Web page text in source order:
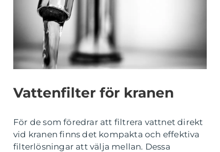
Vattenfilter för kranen
För de som föredrar att filtrera vattnet direkt
vid kranen finns det kompakta och effektiva
filterlösningar att välja mellan. Dessa